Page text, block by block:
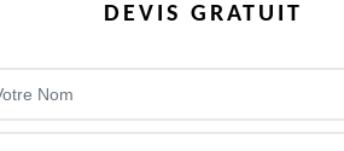
DEVIS GRATUIT